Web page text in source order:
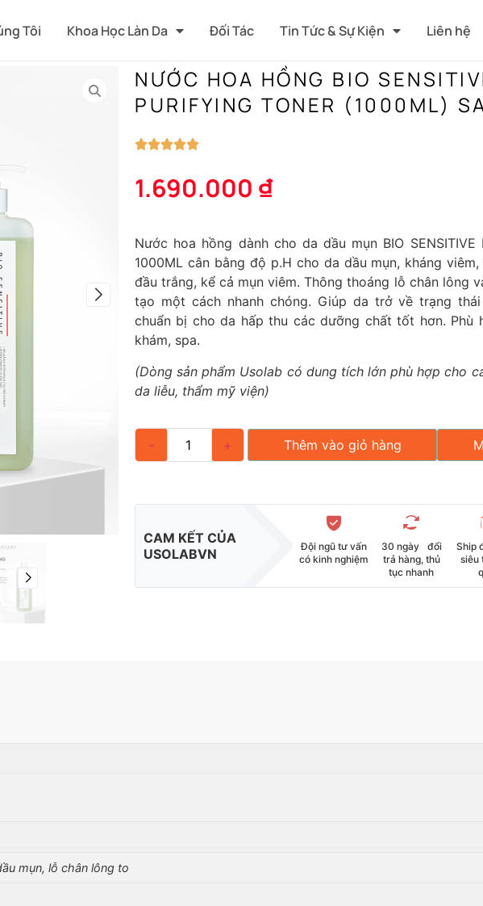
Tôi Khoa Học Làn Da Đối Tác Tin Tức & Sự Kiện Liên hệ
NƯỚC HOA HỒNG BIO
PURIFYING TONER (1000ML)
1.690.000 ₫
Nước hoa hồng dành cho da dầu mụn BIO SENSITIVE
1000ML cân bằng độ p.H cho da dầu mụn, kháng
đầu trắng, kể cả mụn viêm. Thông thoáng lỗ chân lông
tạo một cách nhanh chóng. Giúp da trở về trạng
chuẩn bị cho da hấp thu các dưỡng chất tốt hơn. Phù
khám, spa.
(Dòng sản phẩm Usolab có dung tích lớn phù hợp cho
da liễu, thẩm mỹ viện)
- + Thêm vào giỏ hàng
CAM KẾT CỦA
USOLABVN
Đội ngũ tư vấn
có kinh nghiệm
30 ngày đổi
trả hàng, thủ
tục nhanh
Ship
siêu
mụn, lỗ chân lông to